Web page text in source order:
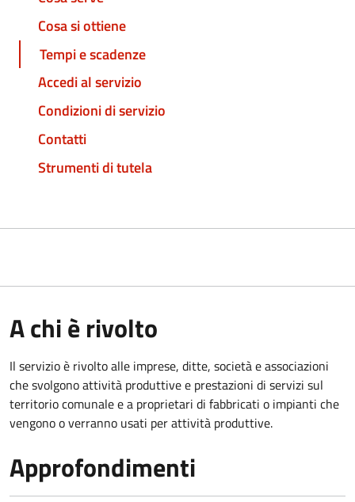
Cosa si ottiene
Tempi e scadenze
Accedi al servizio
Condizioni di servizio
Contatti
Strumenti di tutela
A chi è rivolto
Il servizio è rivolto alle imprese, ditte, società e associazioni
che svolgono attività produttive e prestazioni di servizi sul
territorio comunale e a proprietari di fabbricati o impianti che
vengono o verranno usati per attività produttive.
Approfondimenti